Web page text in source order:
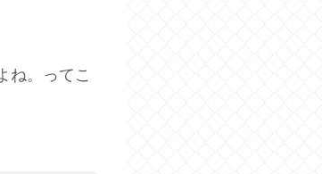
ね。ってこ